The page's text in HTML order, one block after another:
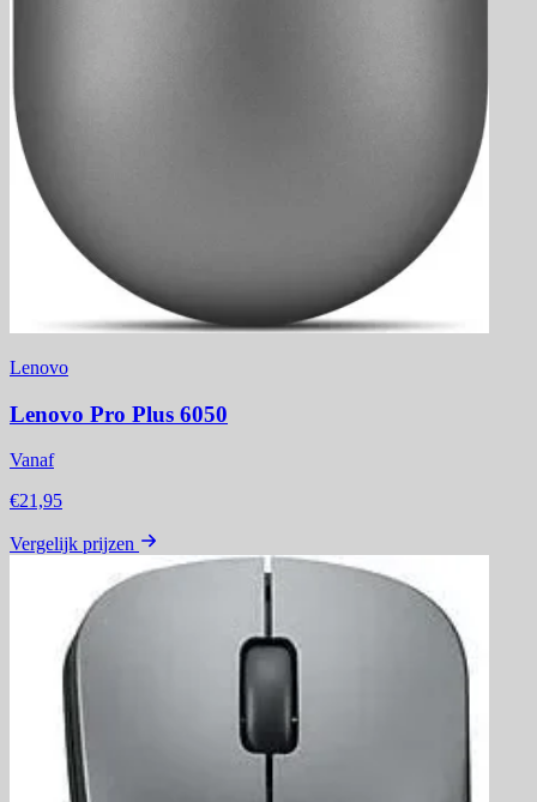
Lenovo
Lenovo Pro Plus 6050
Vanaf
€21,95
Vergelijk prijzen